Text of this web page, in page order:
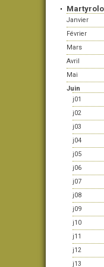
Janvier
Février
Mars
Avril
Mai
Juin
j01
j02
j03
j04
j05
j06
j07
j08
j09
j10
j11
j12
j13